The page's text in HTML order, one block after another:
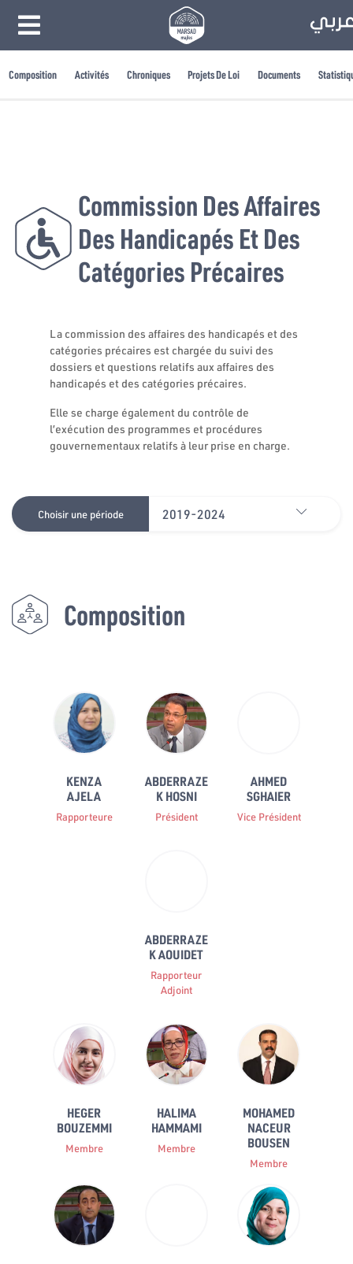
Composition Activités Chroniques Projets De Loi Documents
Commission Des Affaires
Des Handicapés Et Des
Catégories Précaires
La commission des affaires des handicapés et des
catégories précaires est chargée du suivi des
dossiers et questions relatifs aux affaires des
handicapés et des catégories précaires.
Elle se charge également du contrôle de
l’exécution des programmes et procédures
gouvernementaux relatifs à leur prise en charge.
Choisir une période 2019-2024
Composition
KENZA
AJELA
Rapporteure
ABDERRAZE
K HOSNI
Président
AHMED
SGHAIER
Vice Président
ABDERRAZE
K AOUIDET
Rapporteur
Adjoint
HEGER
BOUZEMMI
Membre
HALIMA
HAMMAMI
Membre
MOHAMED
NACEUR
BOUSEN
Membre